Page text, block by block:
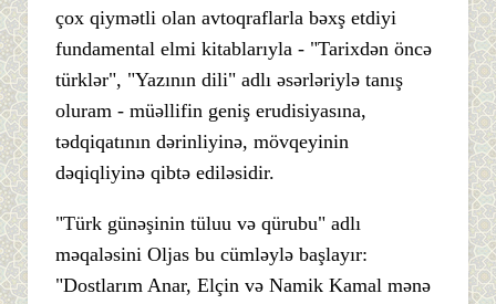
çox qiymətli olan avtoqraflarla bəxş etdiyi
fundamental elmi kitablarıyla - "Tarixdən öncə
türklər", "Yazının dili" adlı əsərləriylə tanış
oluram - müəllifin geniş erudisiyasına,
tədqiqatının dərinliyinə, mövqeyinin
dəqiqliyinə qibtə ediləsidir.
"Türk günəşinin tüluu və qürubu" adlı
məqaləsini Oljas bu cümləylə başlayır:
"Dostlarım Anar, Elçin və Namik Kamal mənə